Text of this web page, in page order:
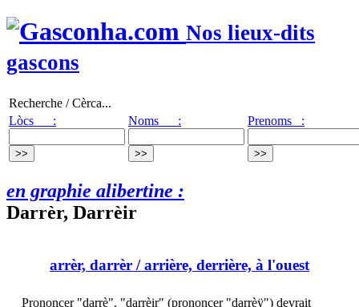
Nos lieux-dits
gascons
Recherche / Cèrca...
Lòcs :
Noms : Prenoms :
en graphie alibertine :
Darrèr, Darrèir
arrèr, darrèr / arrière, derrière, à l'ouest
Prononcer "darrè". "darrèir" (prononcer "darrèÿ") devrait